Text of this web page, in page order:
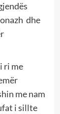
dhe
ri me
me nam
i sillte